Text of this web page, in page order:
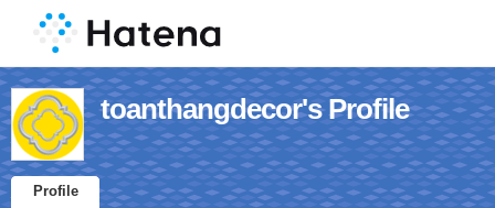
toanthangdecor's Profile
Profile